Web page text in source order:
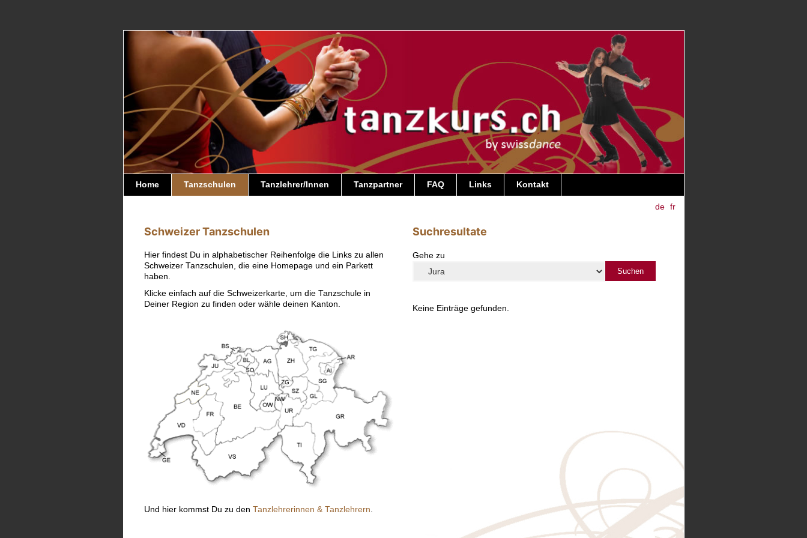
Home Tanzschulen Tanzlehrer/Innen Tanzpartner FAQ Links Kontakt
de fr
Schweizer Tanzschulen
Hier findest Du in alphabetischer Reihenfolge die Links zu allen
Schweizer Tanzschulen, die eine Homepage und ein Parkett
haben.
Klicke einfach auf die Schweizerkarte, um die Tanzschule in
Deiner Region zu finden oder wähle deinen Kanton.
Und hier kommst Du zu den Tanzlehrerinnen & Tanzlehrern.
Suchresultate
Gehe zu
Keine Einträge gefunden.